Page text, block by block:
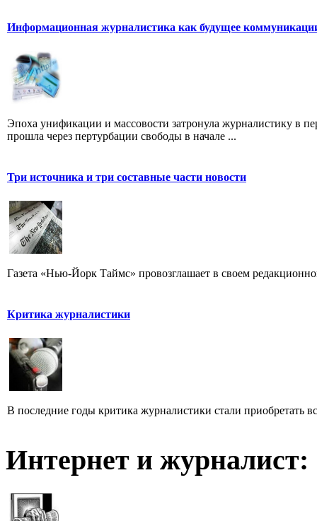
Информационная журналистика как будущее
Эпоха унификации и массовости затронула журналистику в
прошла через пертурбации свободы в начале ...
Три источника и три составные части новости
Газета «Нью-Йорк Таймс» провозглашает в своем
Критика журналистики
В последние годы критика журналистики стали приобретать
Интернет и журналист: